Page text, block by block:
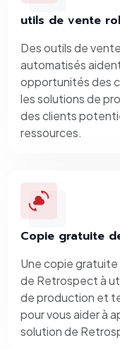
utils de vente
Des outils de
automatisés
opportunités des
les solutions de
des clients
ressources.
Copie gratuite
Une copie gratuite
de Retrospect à
de production et
pour vous aider à
solution de